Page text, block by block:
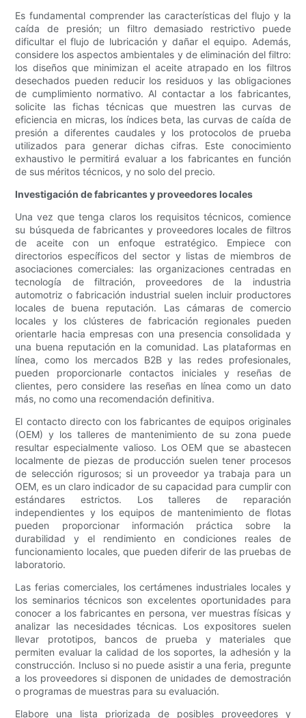
Es fundamental comprender las características del flujo y la
caída de presión; un filtro demasiado restrictivo puede
dificultar el flujo de lubricación y dañar el equipo. Además,
considere los aspectos ambientales y de eliminación del filtro:
los diseños que minimizan el aceite atrapado en los filtros
desechados pueden reducir los residuos y las obligaciones
de cumplimiento normativo. Al contactar a los fabricantes,
solicite las fichas técnicas que muestren las curvas de
eficiencia en micras, los índices beta, las curvas de caída de
presión a diferentes caudales y los protocolos de prueba
utilizados para generar dichas cifras. Este conocimiento
exhaustivo le permitirá evaluar a los fabricantes en función
de sus méritos técnicos, y no solo del precio.
Investigación de fabricantes y proveedores locales
Una vez que tenga claros los requisitos técnicos, comience
su búsqueda de fabricantes y proveedores locales de filtros
de aceite con un enfoque estratégico. Empiece con
directorios específicos del sector y listas de miembros de
asociaciones comerciales: las organizaciones centradas en
tecnología de filtración, proveedores de la industria
automotriz o fabricación industrial suelen incluir productores
locales de buena reputación. Las cámaras de comercio
locales y los clústeres de fabricación regionales pueden
orientarle hacia empresas con una presencia consolidada y
una buena reputación en la comunidad. Las plataformas en
línea, como los mercados B2B y las redes profesionales,
pueden proporcionarle contactos iniciales y reseñas de
clientes, pero considere las reseñas en línea como un dato
más, no como una recomendación definitiva.
El contacto directo con los fabricantes de equipos originales
(OEM) y los talleres de mantenimiento de su zona puede
resultar especialmente valioso. Los OEM que se abastecen
localmente de piezas de producción suelen tener procesos
de selección rigurosos; si un proveedor ya trabaja para un
OEM, es un claro indicador de su capacidad para cumplir con
estándares estrictos. Los talleres de reparación
independientes y los equipos de mantenimiento de flotas
pueden proporcionar información práctica sobre la
durabilidad y el rendimiento en condiciones reales de
funcionamiento locales, que pueden diferir de las pruebas de
laboratorio.
Las ferias comerciales, los certámenes industriales locales y
los seminarios técnicos son excelentes oportunidades para
conocer a los fabricantes en persona, ver muestras físicas y
analizar las necesidades técnicas. Los expositores suelen
llevar prototipos, bancos de prueba y materiales que
permiten evaluar la calidad de los soportes, la adhesión y la
construcción. Incluso si no puede asistir a una feria, pregunte
a los proveedores si disponen de unidades de demostración
o programas de muestras para su evaluación.
Elabore una lista priorizada de posibles proveedores y